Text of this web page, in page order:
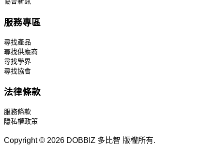
服務專區
尋找產品
尋找供應商
尋找學界
尋找協會
法律條款
服務條款
隱私權政策
Copyright © 2026 DOBBIZ 多比智 版權所有.